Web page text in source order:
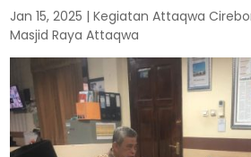
Jan 15, 2025 |Kegiatan Attaqwa
Masjid Raya Attaqwa